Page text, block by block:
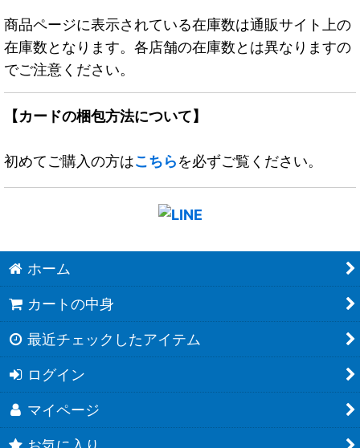
商品ページに表示されている在庫数は通販サイト上の
在庫数となります。各店舗の在庫数とは異なりますの
でご注意ください。
【カードの梱包方法について】
初めてご購入の方はこちらを必ずご覧ください。
ホーム
カートの中身
最近チェックしたアイテム
ログイン
マイページ